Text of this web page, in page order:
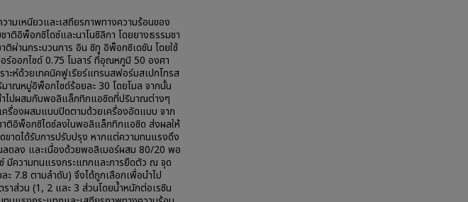
มเหนียวและเสถียรภาพทางความร้อนของ
ติอิพ็อกซิไดซ์และนาโนซิลิกา โดยยางธรรมชา
ผ่านกระบวนการ อิน ซิทู อิพ็อกซิเดชัน โดยใช้
ร์ออกไซด์ 0.75 โมลาร์ ที่อุณหภูมิ 50 องศา
าะห์ด้วยเทคนิคฟูเรียร์แทรนสฟอร์มสเปกโทรส
าณหมู่อิพ็อกไซด์ร้อยละ 30 โดยโมล จากนั้น
ไปผสมกับพอลิแล็กทิกแอซิดที่ปริมาณต่างๆ
รื่องผสมแบบปิดตามด้วยเครื่องอัดแบบ จาก
ติอิพ็อกซิไดซ์ลงในพอลิแล็กทิกแอซิด ส่งผลให้
าดได้รับการปรับปรุง หากแต่ความทนแรงดึง
ดลง และเนื่องด้วยพอลิเมอร์ผสม 80/20 พอ
มีความทนแรงกระแทกและการยืดตัว ณ จุด
ะ 7.8 ตามลำดับ) จึงได้ถูกเลือกเพื่อนำไป
าส่วน (1, 2 และ 3 ส่วนโดยน้ำหนักต่อเรซิน